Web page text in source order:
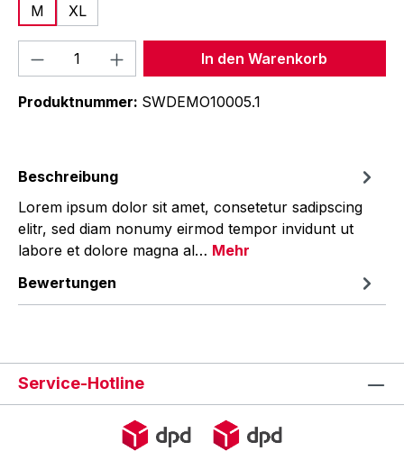
M
XL
Produkt Anzahl: Gib denIn den Warenkorb
Produktnummer: SWDEMO10005.1
Beschreibung
Lorem ipsum dolor sit amet, consetetur sadipscing
elitr, sed diam nonumy eirmod tempor invidunt ut
labore et dolore magna al… Mehr
Bewertungen
Service-Hotline